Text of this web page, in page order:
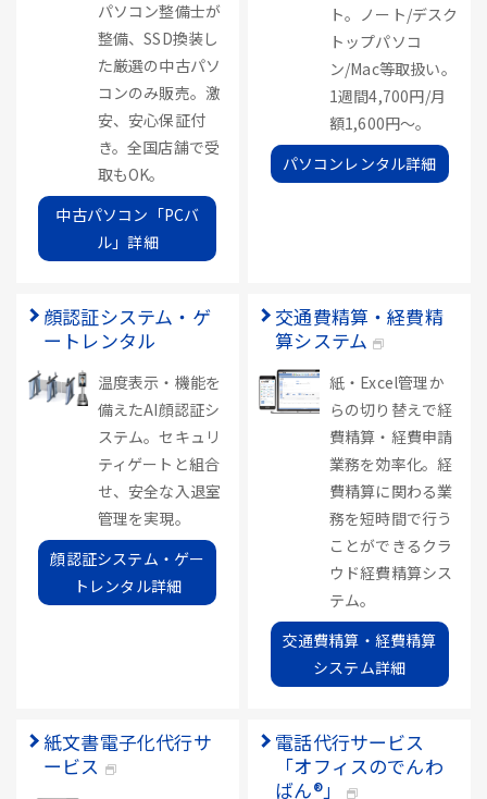
パソコン整備士が
整備、SSD換装し
た厳選の中古パソ
コンのみ販売。激
安、安心保証付
き。全国店舗で受
取もOK。
中古パソコン「PCバ
ル」詳細
ト。ノート/デスク
トップパソコ
ン/Mac等取扱い。
1週間4,700円/月
額1,600円～。
パソコンレンタル詳細
顔認証システム・ゲ
ートレンタル
温度表示・機能を
備えたAI顔認証シ
ステム。セキュリ
ティゲートと組合
せ、安全な入退室
管理を実現。
顔認証システム・ゲー
トレンタル詳細
交通費精算・経費精
算システム
紙・Excel管理か
らの切り替えで経
費精算・経費申請
業務を効率化。経
費精算に関わる業
務を短時間で行う
ことができるクラ
ウド経費精算シス
テム。
交通費精算・経費精算
システム詳細
紙文書電子化代行サ
ービス
電話代行サービス
「オフィスのでんわ
ばん®」